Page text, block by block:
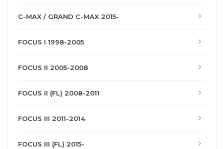
C-MAX / GRAND C-MAX 2015-
FOCUS I 1998-2005
FOCUS II 2005-2008
FOCUS II (FL) 2008-2011
FOCUS III 2011-2014
FOCUS III (FL) 2015-